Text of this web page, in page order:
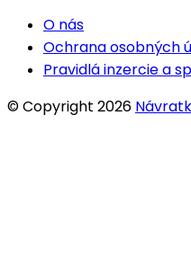
O nás
Ochrana osobných
Pravidlá inzercie a
© Copyright 2026